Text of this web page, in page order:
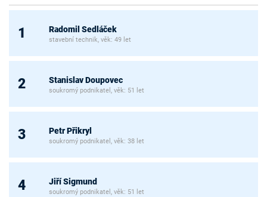
1 Radomil Sedláček
stavební technik, věk: 49 let
2 Stanislav Doupovec
soukromý podnikatel, věk: 51 let
3 Petr Přikryl
soukromý podnikatel, věk: 38 let
4 Jiří Sigmund
soukromý podnikatel, věk: 51 let